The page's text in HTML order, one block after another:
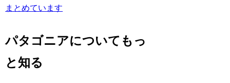
まとめています
パタゴニアについてもっ
と知る